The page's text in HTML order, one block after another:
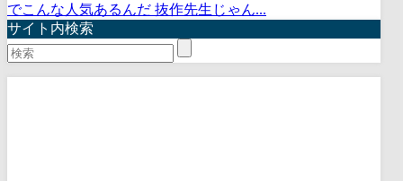
でこんな人気あるんだ 抜作先生じゃん...
サイト内検索